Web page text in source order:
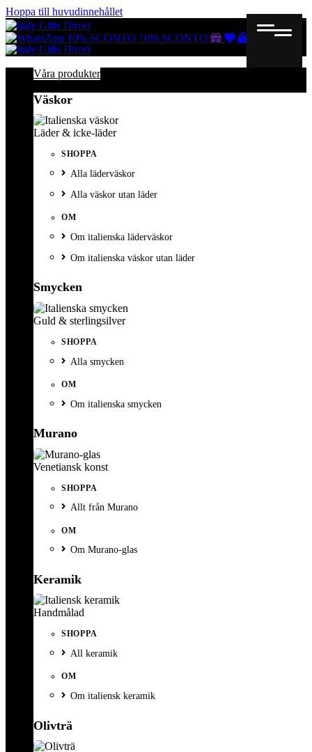
Hoppa till huvudinnehållet
10% SCONTO 10% SCONTO Gutscheine
Wunschliste
Warenkorb
Våra produkter
Väskor
Läder & icke-läder
SHOPPA
Alla läderväskor
Alla väskor utan läder
OM
Om italienska läderväskor
Om italienska väskor utan läder
Smycken
Guld & sterlingsilver
SHOPPA
Alla smycken
OM
Om italienska smycken
Murano
Venetiansk konst
SHOPPA
Allt från Murano
OM
Om Murano-glas
Keramik
Handmålad
SHOPPA
All keramik
OM
Om italiensk keramik
Olivträ